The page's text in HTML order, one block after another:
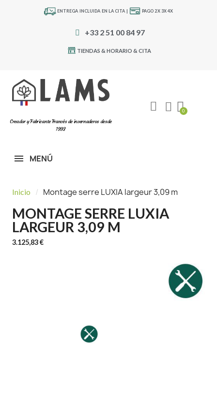
ENTREGA INCLUIDA EN LA CITA | PAGO 2X 3X 4X
+33 2 51 00 84 97
TIENDAS & HORARIO & CITA
Creador y Fabricante Francés de invernaderos desde
1993
MENÚ
Inicio Montage serre LUXIA largeur 3,09 m
MONTAGE SERRE LUXIA
LARGEUR 3,09 M
3.125,83 €